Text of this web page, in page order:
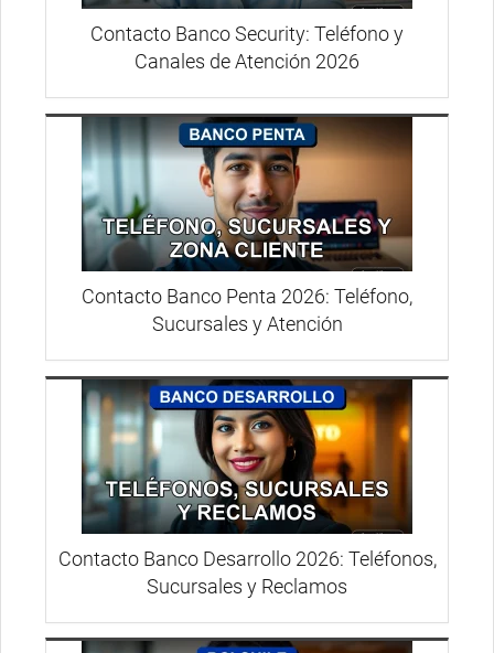
Contacto Banco Security: Teléfono y
Canales de Atención 2026
Contacto Banco Penta 2026: Teléfono,
Sucursales y Atención
Contacto Banco Desarrollo 2026: Teléfonos,
Sucursales y Reclamos